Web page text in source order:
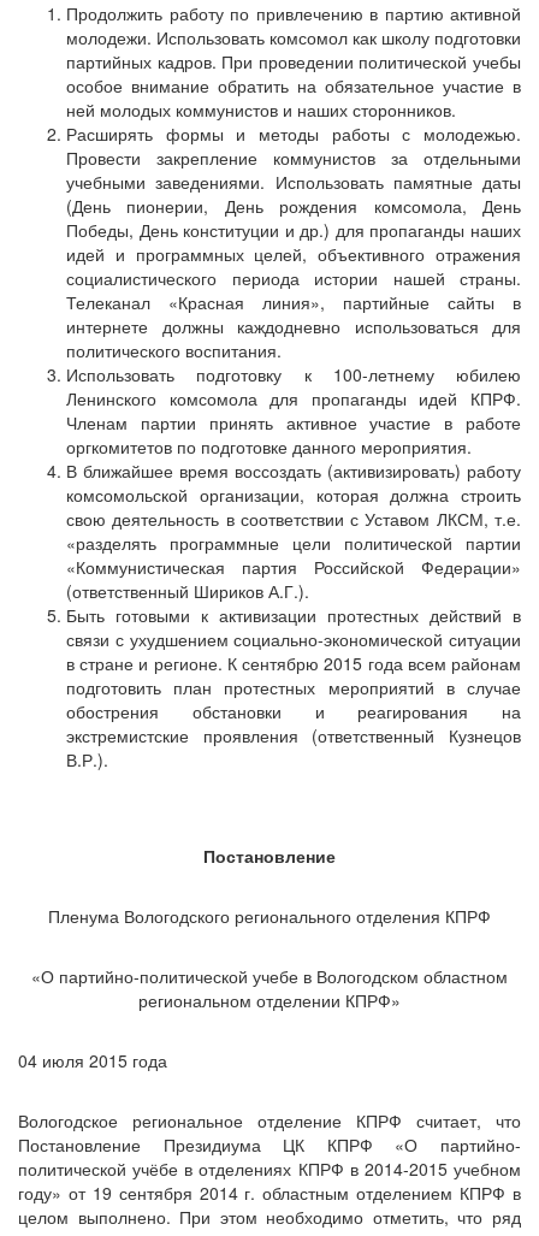
Продолжить работу по привлечению в партию активной
молодежи. Использовать комсомол как школу подготовки
партийных кадров. При проведении политической учебы
особое внимание обратить на обязательное участие в
ней молодых коммунистов и наших сторонников.
Расширять формы и методы работы с молодежью.
Провести закрепление коммунистов за отдельными
учебными заведениями. Использовать памятные даты
(День пионерии, День рождения комсомола, День
Победы, День конституции и др.) для пропаганды наших
идей и программных целей, объективного отражения
социалистического периода истории нашей страны.
Телеканал «Красная линия», партийные сайты в
интернете должны каждодневно использоваться для
политического воспитания.
Использовать подготовку к 100-летнему юбилею
Ленинского комсомола для пропаганды идей КПРФ.
Членам партии принять активное участие в работе
оргкомитетов по подготовке данного мероприятия.
В ближайшее время воссоздать (активизировать) работу
комсомольской организации, которая должна строить
свою деятельность в соответствии с Уставом ЛКСМ, т.е.
«разделять программные цели политической партии
«Коммунистическая партия Российской Федерации»
(ответственный Шириков А.Г.).
Быть готовыми к активизации протестных действий в
связи с ухудшением социально-экономической ситуации
в стране и регионе. К сентябрю 2015 года всем районам
подготовить план протестных мероприятий в случае
обострения обстановки и реагирования на
экстремистские проявления (ответственный Кузнецов
В.Р.).
Постановление
Пленума Вологодского регионального отделения КПРФ
«О партийно-политической учебе в Вологодском областном
региональном отделении КПРФ»
04 июля 2015 года
Вологодское региональное отделение КПРФ считает, что
Постановление Президиума ЦК КПРФ «О партийно-
политической учёбе в отделениях КПРФ в 2014-2015 учебном
году» от 19 сентября 2014 г. областным отделением КПРФ в
целом выполнено. При этом необходимо отметить, что ряд